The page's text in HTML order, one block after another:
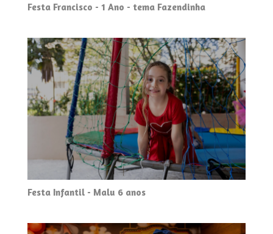
Festa Francisco - 1 Ano - tema Fazendinha
Festa Infantil - Malu 6 anos